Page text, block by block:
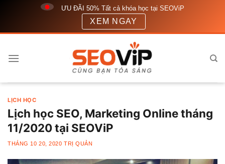
nội
ƯU ĐÃI 50% Tất cả khóa học tại SEOViP
XEM NGAY
LỊCH HỌC
Lịch học SEO, Marketing Online tháng
11/2020 tại SEOViP
THÁNG 10 20, 2020 TRỊ QUẢN